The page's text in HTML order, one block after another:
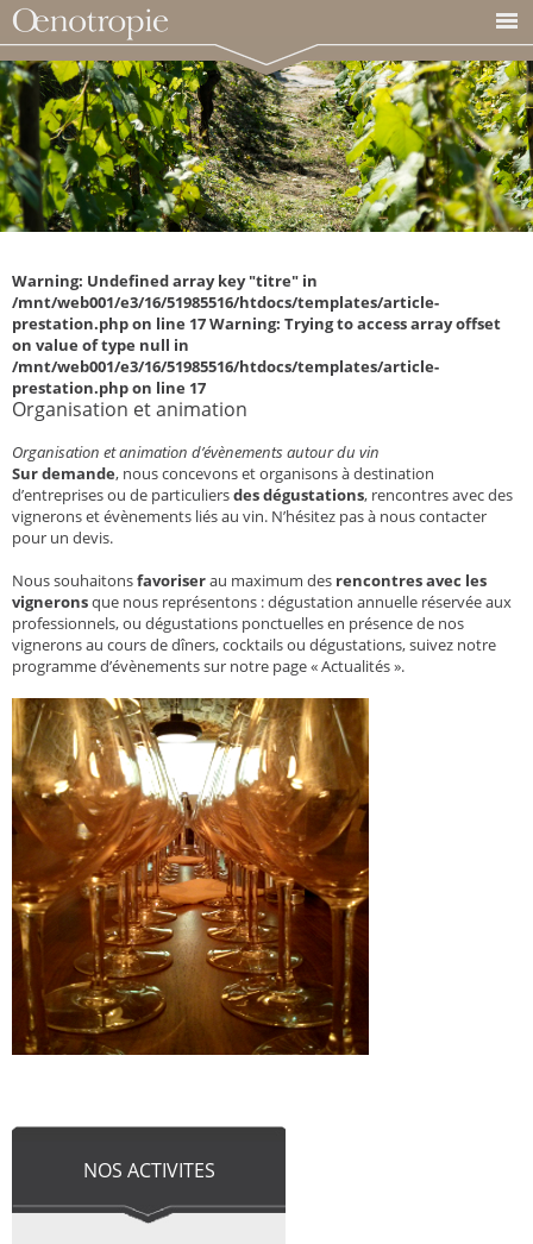
Warning: Undefined array key "titre" in
/mnt/web001/e3/16/51985516/htdocs/templates/article-
prestation.php on line 17 Warning: Trying to access array offset
on value of type null in
/mnt/web001/e3/16/51985516/htdocs/templates/article-
prestation.php on line 17
Organisation et animation
Organisation et animation d’évènements autour du vin
Sur demande, nous concevons et organisons à destination
d’entreprises ou de particuliersdes dégustations, rencontres avec des
vignerons et évènements liés au vin. N’hésitez pas à nous contacter
pour un devis.
Nous souhaitonsfavoriserau maximum des rencontres avec les
vigneronsque nous représentons : dégustation annuelle réservée aux
professionnels, ou dégustations ponctuelles en présence de nos
vignerons au cours de dîners, cocktails ou dégustations, suivez notre
programme d’évènements sur notre page « Actualités ».
NOS ACTIVITES